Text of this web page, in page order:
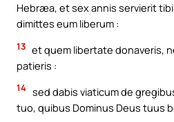
Hebræa, et sex annis servierit
dimittes eum liberum :
13 et quem libertate donaveris,
patieris :
14 sed dabis viaticum de
tuo, quibus Dominus Deus tuus